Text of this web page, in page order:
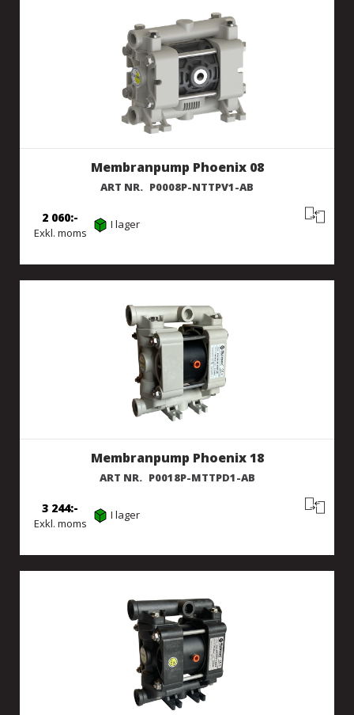
Membranpump Phoenix 08
ART NR. P0008P-NTTPV1-AB
Exkl. moms
2 060 I lager
Membranpump Phoenix 18
ART NR. P0018P-MTTPD1-AB
Exkl. moms
3 244 I lager